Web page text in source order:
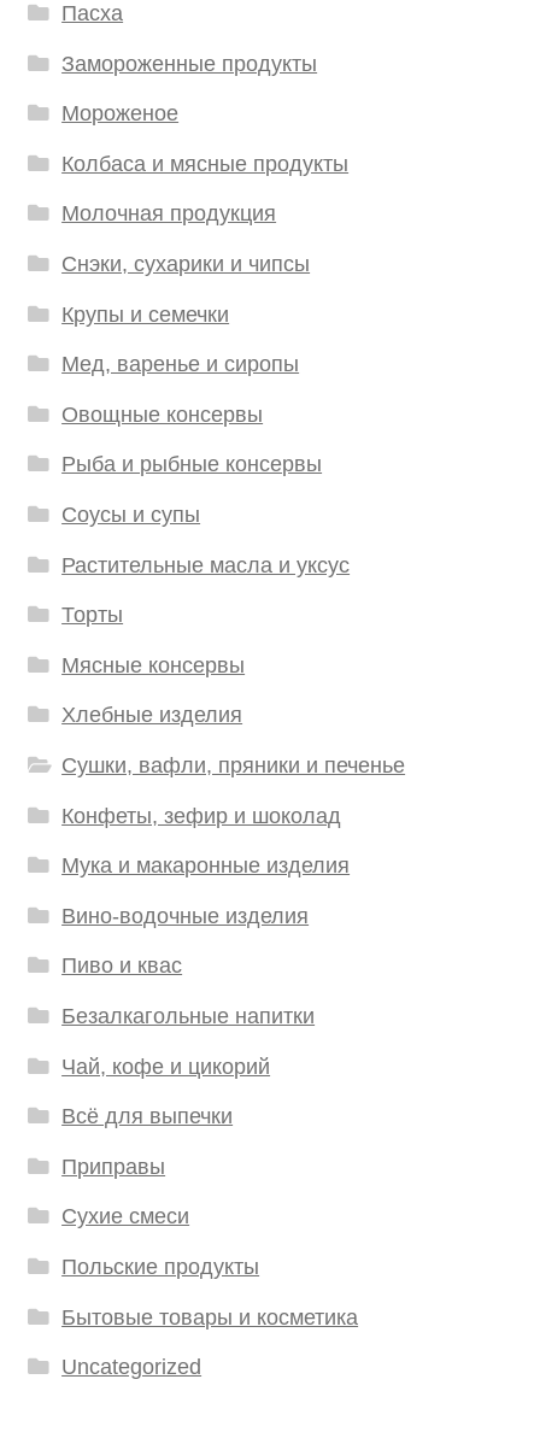
Пасха
Замороженные продукты
Мороженое
Колбаса и мясные продукты
Молочная продукция
Снэки, сухарики и чипсы
Крупы и семечки
Мед, варенье и сиропы
Овощные консервы
Рыба и рыбные консервы
Соусы и супы
Растительные масла и уксус
Торты
Мясные консервы
Хлебные изделия
Сушки, вафли, пряники и печенье
Конфеты, зефир и шоколад
Мука и макаронные изделия
Вино-водочные изделия
Пиво и квас
Безалкагольные напитки
Чай, кофе и цикорий
Всё для выпечки
Приправы
Сухие смеси
Польские продукты
Бытовые товары и косметика
Uncategorized